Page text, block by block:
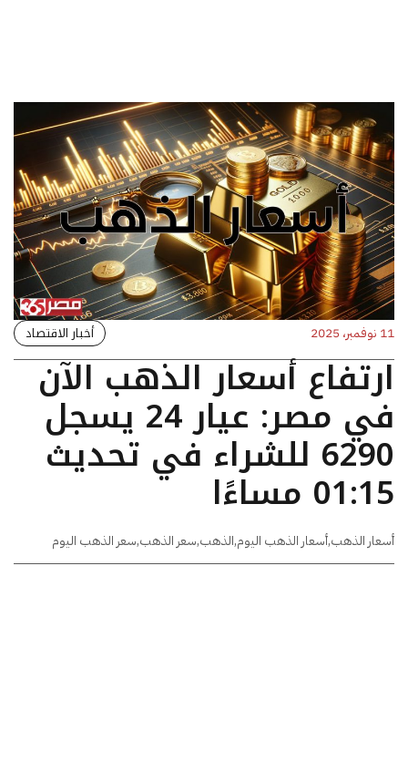
11 نوفمبر، 2025 أخبار الاقتصاد
ارتفاع أسعار الذهب الآن
في مصر: عيار 24 يسجل
6290 للشراء في تحديث
01:15 مساءًا
أسعار الذهب,أسعار الذهب اليوم,الذهب,سعر الذهب,سعر الذهب اليوم